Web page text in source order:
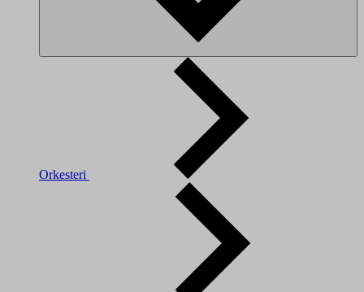
Orkesteri